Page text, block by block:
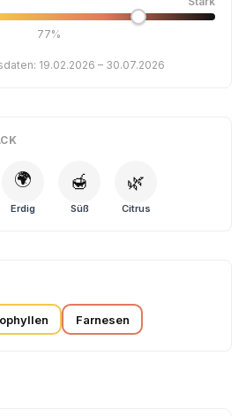
77%
19.02.2026 – 30.07.2026
🌍
Erdig
🍯
Süß
🌿
Citrus
Farnesen